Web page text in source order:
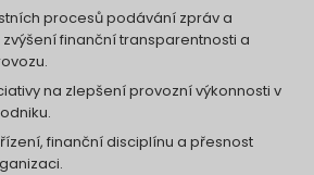
procesů podávání zpráv a
finanční transparentnosti a
na zlepšení provozní výkonnosti v
finanční disciplínu a přesnost